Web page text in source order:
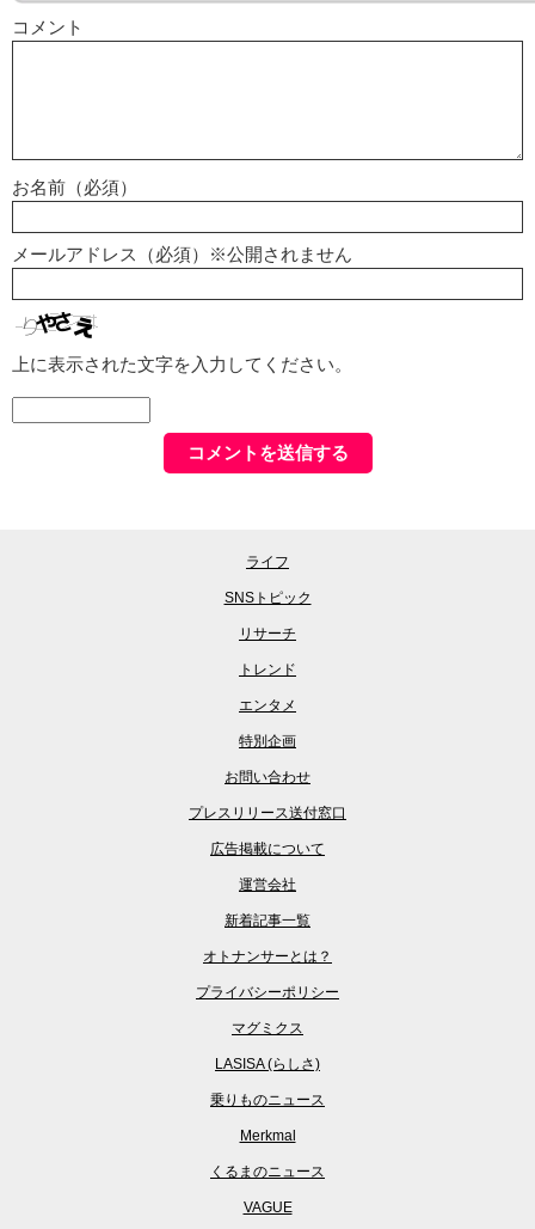
コメント
お名前（必須）
メールアドレス（必須）※公開されません
上に表示された文字を入力してください。
ライフ
SNSトピック
リサーチ
トレンド
エンタメ
特別企画
お問い合わせ
プレスリリース送付窓口
広告掲載について
運営会社
新着記事一覧
オトナンサーとは？
プライバシーポリシー
マグミクス
LASISA (らしさ)
乗りものニュース
Merkmal
くるまのニュース
VAGUE